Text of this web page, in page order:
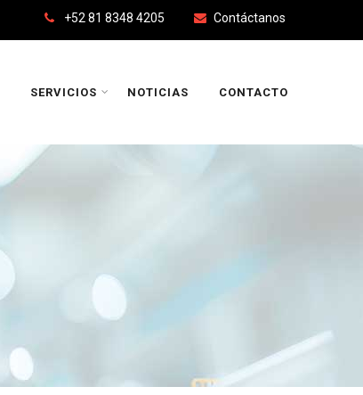
+52 81 8348 4205 Contáctanos
SERVICIOS NOTICIAS CONTACTO